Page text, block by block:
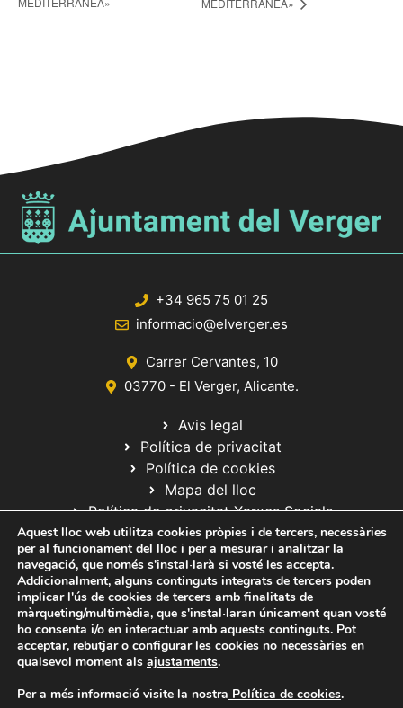
MEDITERRANEA»
+34 965 75 01 25
informacio@elverger.es
Carrer Cervantes, 10
03770 - El Verger, Alicante.
Avis legal
Política de privacitat
Política de cookies
Mapa del lloc
Política de privacitat Xarxes Socials
© 2020 Web desarrollada por el Servicio de Informática de Diputación
de Alicante
Aquest lloc web utilitza cookies pròpies i de tercers, necessàries
per al funcionament del lloc i per a mesurar i analitzar la
navegació, que només s'instal·larà si vosté les accepta.
Addicionalment, alguns continguts integrats de tercers poden
implicar l'ús de cookies de tercers amb finalitats de
màrqueting/multimèdia, que s'instal·laran únicament quan vosté
ho consenta i/o en interactuar amb aquests continguts. Pot
acceptar, rebutjar o configurar les cookies no necessàries en
qualsevol moment als ajustaments.
Per a més informació visite la nostra Política de cookies.